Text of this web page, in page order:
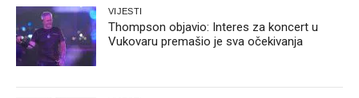
VIJESTI
Thompson objavio: Interes za koncert u
Vukovaru premašio je sva očekivanja